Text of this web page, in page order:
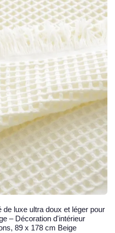
luxe ultra doux et léger pour
– Décoration d'intérieur
89 x 178 cm Beige